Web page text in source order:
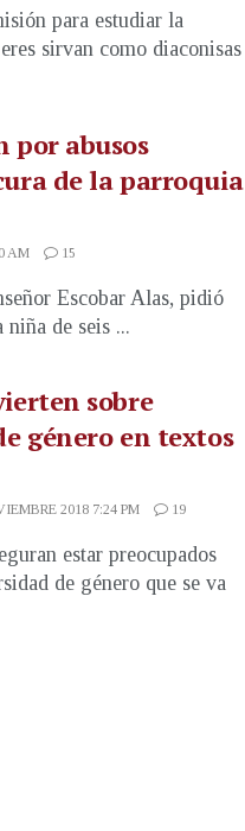
para estudiar la
sirvan como diaconisas
por abusos
de la parroquia
AM 15
Escobar Alas, pidió
de seis ...
sobre
género en textos
2018 7:24 PM 19
estar preocupados
de género que se va